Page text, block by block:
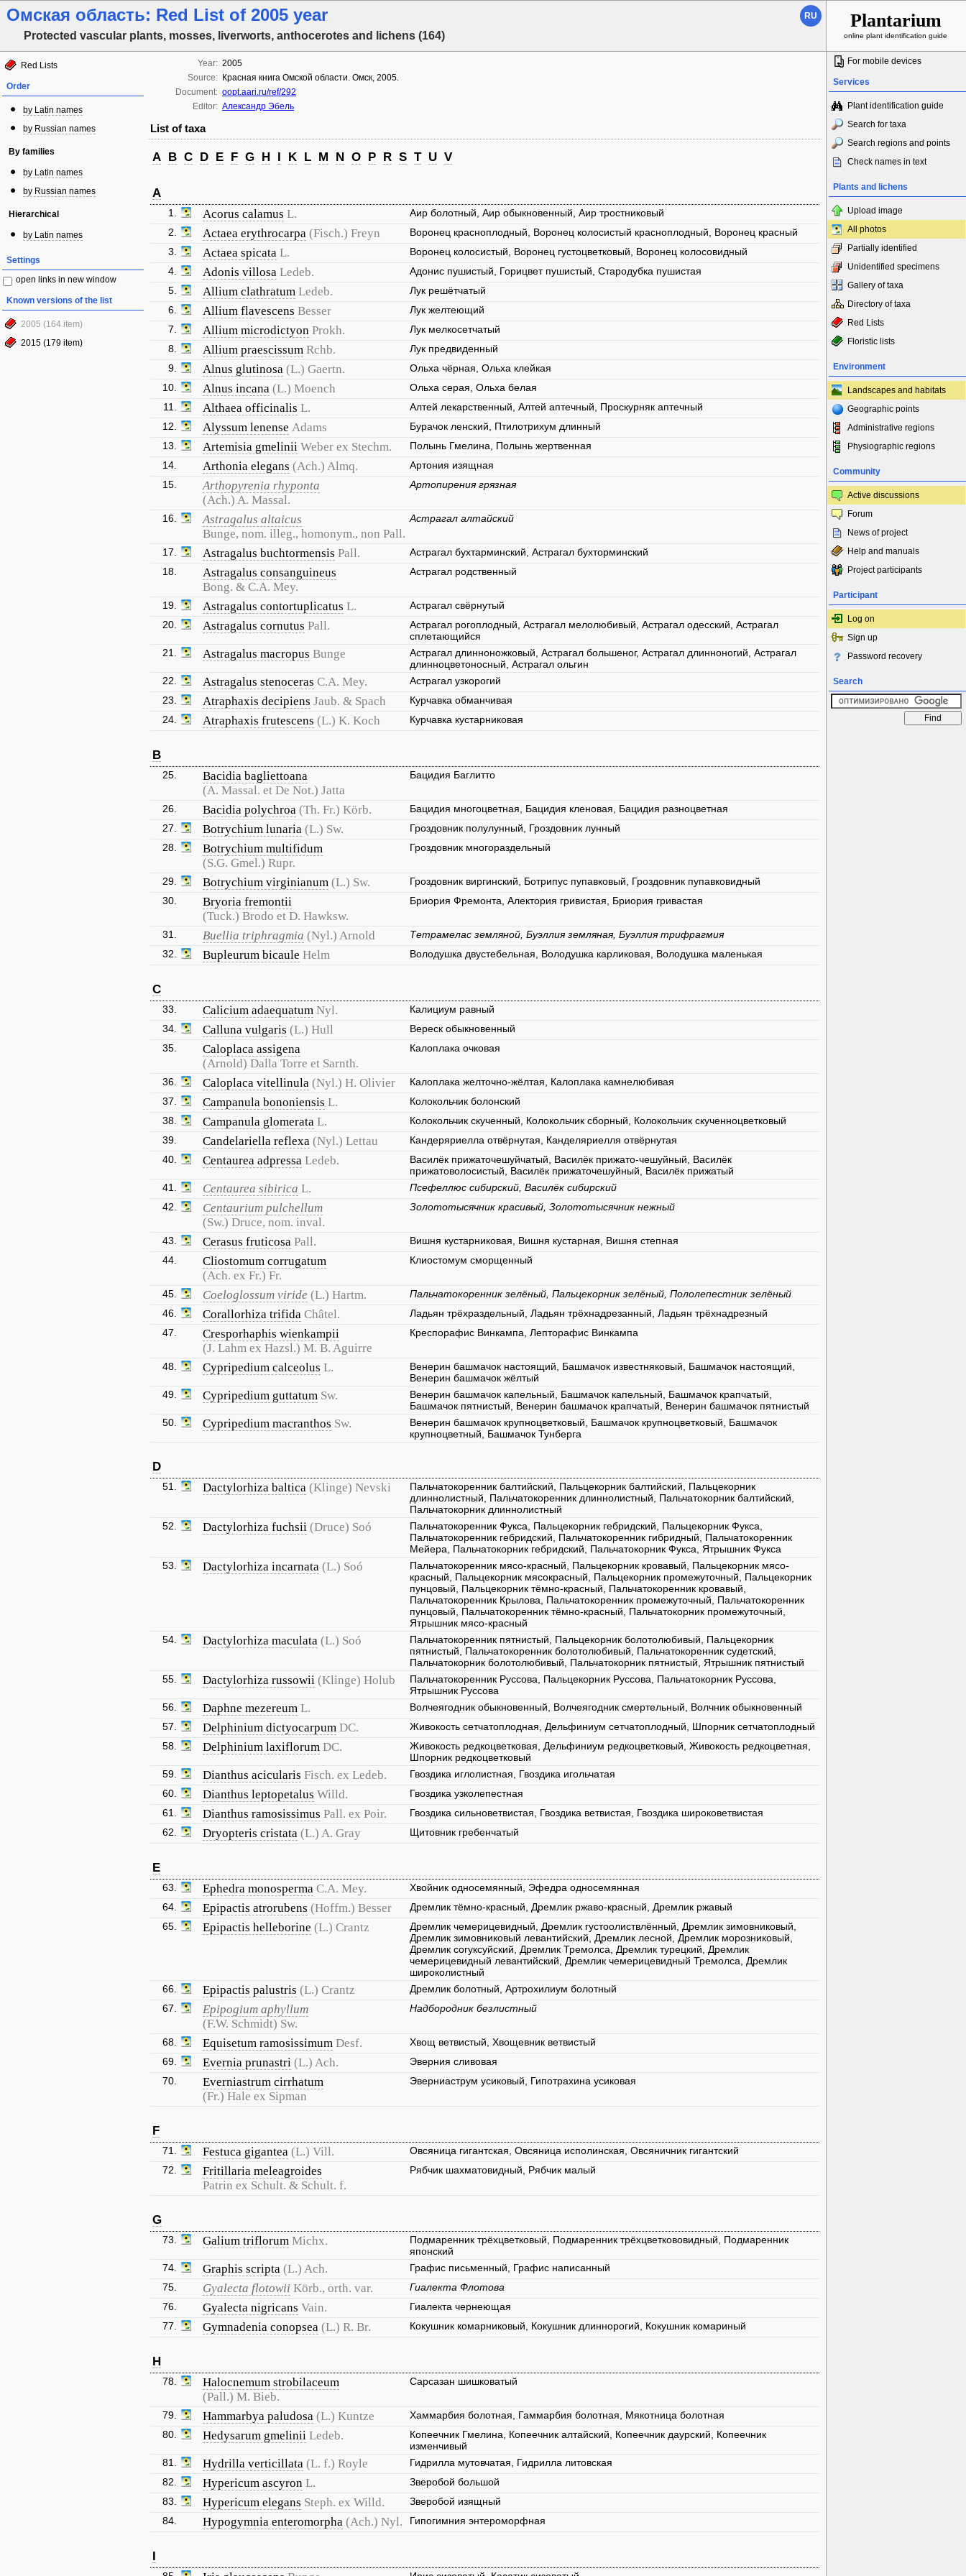
Омская область: Red List of 2005 year
Protected vascular plants, mosses, liverworts, anthocerotes and lichens (164)
RU Plantarium
online plant identification guide
Red Lists
Order
by Latin names
by Russian names
By families
by Latin names
by Russian names
Hierarchical
by Latin names
Settings
open links in new window
Known versions of the list
2005 (164 item)
2015 (179 item)
Year: 2005
Source: Красная книга Омской области. Омск, 2005.
Document: oopt.aari.ru/ref/292
Editor: Александр Эбель
List of taxa
A B C D E F G H I K L M N O P R S T U V
A
1. Acorus calamus L.
Аир болотный, Аир обыкновенный, Аир тростниковый
2.
Actaea erythrocarpa (Fisch.) Freyn
Воронец красноплодный, Воронец колосистый красноплодный, Воронец красный
3.
Actaea spicata L.
Воронец колосистый, Воронец густоцветковый, Воронец колосовидный
4.
Adonis villosa Ledeb.
Адонис пушистый, Горицвет пушистый, Стародубка пушистая
5.
Allium clathratum Ledeb.
Лук решётчатый
6.
Allium flavescens Besser
Лук желтеющий
7.
Allium microdictyon Prokh.
Лук мелкосетчатый
8.
Allium praescissum Rchb.
Лук предвиденный
9.
Alnus glutinosa (L.) Gaertn.
Ольха чёрная, Ольха клейкая
10.
Alnus incana (L.) Moench
Ольха серая, Ольха белая
11.
Althaea officinalis L.
Алтей лекарственный, Алтей аптечный, Проскурняк аптечный
12.
Alyssum lenense Adams
Бурачок ленский, Птилотрихум длинный
13.
Artemisia gmelinii Weber ex Stechm.
Полынь Гмелина, Полынь жертвенная
14.
Arthonia elegans (Ach.) Almq.
Артония изящная
15.
Arthopyrenia rhyponta
(Ach.) A. Massal.
Артопирения грязная
16.
Astragalus altaicus
Bunge, nom. illeg., homonym., non Pall.
Астрагал алтайский
17. Astragalus buchtormensis Pall.
Астрагал бухтарминский, Астрагал бухторминский
18.
Astragalus consanguineus
Bong. & C.A. Mey.
Астрагал родственный
19. Astragalus contortuplicatus L.
Астрагал свёрнутый
20.
Astragalus cornutus Pall.
Астрагал рогоплодный, Астрагал мелолюбивый, Астрагал одесский, Астрагал
сплетающийся
21.
Astragalus macropus Bunge
Астрагал длинноножковый, Астрагал большеног, Астрагал длинноногий, Астрагал
длинноцветоносный, Астрагал ольгин
22.
Astragalus stenoceras C.A. Mey.
Астрагал узкорогий
23.
Atraphaxis decipiens Jaub. & Spach
Курчавка обманчивая
24.
Atraphaxis frutescens (L.) K. Koch Курчавка кустарниковая
B
25.
Bacidia bagliettoana
(A. Massal. et De Not.) Jatta
Бацидия Баглитто
26. Bacidia polychroa (Th. Fr.) Körb.
Бацидия многоцветная, Бацидия кленовая, Бацидия разноцветная
27.
Botrychium lunaria (L.) Sw.
Гроздовник полулунный, Гроздовник лунный
28.
Botrychium multifidum
(S.G. Gmel.) Rupr.
Гроздовник многораздельный
29. Botrychium virginianum (L.) Sw.
Гроздовник виргинский, Ботрипус пупавковый, Гроздовник пупавковидный
30.
Bryoria fremontii
(Tuck.) Brodo et D. Hawksw.
Бриория Фремонта, Алектория гривистая, Бриория гривастая
31. Buellia triphragmia (Nyl.) Arnold
Тетрамелас земляной, Буэллия земляная, Буэллия трифрагмия
32.
Bupleurum bicaule Helm Володушка двустебельная, Володушка карликовая, Володушка маленькая
C
33. Calicium adaequatum Nyl.
Калициум равный
34.
Calluna vulgaris (L.) Hull
Вереск обыкновенный
35.
Caloplaca assigena
(Arnold) Dalla Torre et Sarnth.
Калоплака очковая
36. Caloplaca vitellinula (Nyl.) H. Olivier
Калоплака желточно-жёлтая, Калоплака камнелюбивая
37.
Campanula bononiensis L.
Колокольчик болонский
38.
Campanula glomerata L.
Колокольчик скученный, Колокольчик сборный, Колокольчик скученноцветковый
39.
Candelariella reflexa (Nyl.) Lettau
Кандеряриелла отвёрнутая, Канделяриелля отвёрнутая
40.
Centaurea adpressa Ledeb.
Василёк прижаточешуйчатый, Василёк прижато-чешуйный, Василёк
прижатоволосистый, Василёк прижаточешуйный, Василёк прижатый
41.
Centaurea sibirica L.
Псефеллюс сибирский, Василёк сибирский
42.
Centaurium pulchellum
(Sw.) Druce, nom. inval.
Золототысячник красивый, Золототысячник нежный
43. Cerasus fruticosa Pall.
Вишня кустарниковая, Вишня кустарная, Вишня степная
44.
Cliostomum corrugatum
(Ach. ex Fr.) Fr.
Клиостомум сморщенный
45. Coeloglossum viride (L.) Hartm.
Пальчатокоренник зелёный, Пальцекорник зелёный, Пололепестник зелёный
46.
Corallorhiza trifida Châtel.
Ладьян трёхраздельный, Ладьян трёхнадрезанный, Ладьян трёхнадрезный
47.
Cresporhaphis wienkampii
(J. Lahm ex Hazsl.) M. B. Aguirre
Креспорафис Винкампа, Лепторафис Винкампа
48. Cypripedium calceolus L.
Венерин башмачок настоящий, Башмачок известняковый, Башмачок настоящий,
Венерин башмачок жёлтый
49.
Cypripedium guttatum Sw.
Венерин башмачок капельный, Башмачок капельный, Башмачок крапчатый,
Башмачок пятнистый, Венерин башмачок крапчатый, Венерин башмачок пятнистый
50.
Cypripedium macranthos Sw.
Венерин башмачок крупноцветковый, Башмачок крупноцветковый, Башмачок
крупноцветный, Башмачок Тунберга
D
51. Dactylorhiza baltica (Klinge) Nevski
Пальчатокоренник балтийский, Пальцекорник балтийский, Пальцекорник
длиннолистный, Пальчатокоренник длиннолистный, Пальчатокорник балтийский,
Пальчатокорник длиннолистный
52.
Dactylorhiza fuchsii (Druce) Soó
Пальчатокоренник Фукса, Пальцекорник гебридский, Пальцекорник Фукса,
Пальчатокоренник гебридский, Пальчатокоренник гибридный, Пальчатокоренник
Мейера, Пальчатокорник гебридский, Пальчатокорник Фукса, Ятрышник Фукса
53.
Dactylorhiza incarnata (L.) Soó
Пальчатокоренник мясо-красный, Пальцекорник кровавый, Пальцекорник мясо-
красный, Пальцекорник мясокрасный, Пальцекорник промежуточный, Пальцекорник
пунцовый, Пальцекорник тёмно-красный, Пальчатокоренник кровавый,
Пальчатокоренник Крылова, Пальчатокоренник промежуточный, Пальчатокоренник
пунцовый, Пальчатокоренник тёмно-красный, Пальчатокорник промежуточный,
Ятрышник мясо-красный
54.
Dactylorhiza maculata (L.) Soó
Пальчатокоренник пятнистый, Пальцекорник болотолюбивый, Пальцекорник
пятнистый, Пальчатокоренник болотолюбивый, Пальчатокоренник судетский,
Пальчатокорник болотолюбивый, Пальчатокорник пятнистый, Ятрышник пятнистый
55.
Dactylorhiza russowii (Klinge) Holub
Пальчатокоренник Руссова, Пальцекорник Руссова, Пальчатокорник Руссова,
Ятрышник Руссова
56.
Daphne mezereum L.
Волчеягодник обыкновенный, Волчеягодник смертельный, Волчник обыкновенный
57.
Delphinium dictyocarpum DC.
Живокость сетчатоплодная, Дельфиниум сетчатоплодный, Шпорник сетчатоплодный
58.
Delphinium laxiflorum DC.
Живокость редкоцветковая, Дельфиниум редкоцветковый, Живокость редкоцветная,
Шпорник редкоцветковый
59.
Dianthus acicularis Fisch. ex Ledeb.
Гвоздика иглолистная, Гвоздика игольчатая
60.
Dianthus leptopetalus Willd.
Гвоздика узколепестная
61.
Dianthus ramosissimus Pall. ex Poir.
Гвоздика сильноветвистая, Гвоздика ветвистая, Гвоздика широковетвистая
62.
Dryopteris cristata (L.) A. Gray Щитовник гребенчатый
E
63. Ephedra monosperma C.A. Mey.
Хвойник односемянный, Эфедра односемянная
64.
Epipactis atrorubens (Hoffm.) Besser
Дремлик тёмно-красный, Дремлик ржаво-красный, Дремлик ржавый
65.
Epipactis helleborine (L.) Crantz
Дремлик чемерицевидный, Дремлик густоолиствлённый, Дремлик зимовниковый,
Дремлик зимовниковый левантийский, Дремлик лесной, Дремлик морозниковый,
Дремлик согуксуйский, Дремлик Тремолса, Дремлик турецкий, Дремлик
чемерицевидный левантийский, Дремлик чемерицевидный Тремолса, Дремлик
широколистный
66.
Epipactis palustris (L.) Crantz
Дремлик болотный, Артрохилиум болотный
67.
Epipogium aphyllum
(F.W. Schmidt) Sw.
Надбородник безлистный
68. Equisetum ramosissimum Desf.
Хвощ ветвистый, Хвощевник ветвистый
69.
Evernia prunastri (L.) Ach.
Эверния сливовая
70.
Everniastrum cirrhatum
(Fr.) Hale ex Sipman
Эверниаструм усиковый, Гипотрахина усиковая
F
71. Festuca gigantea (L.) Vill.
Овсяница гигантская, Овсяница исполинская, Овсяничник гигантский
72.
Fritillaria meleagroides
Patrin ex Schult. & Schult. f.
Рябчик шахматовидный, Рябчик малый
G
73. Galium triflorum Michx.
Подмаренник трёхцветковый, Подмаренник трёхцветкововидный, Подмаренник
японский
74.
Graphis scripta (L.) Ach.
Графис письменный, Графис написанный
75.
Gyalecta flotowii Körb., orth. var.
Гиалекта Флотова
76.
Gyalecta nigricans Vain.
Гиалекта чернеющая
77.
Gymnadenia conopsea (L.) R. Br. Кокушник комарниковый, Кокушник длиннорогий, Кокушник комариный
H
78.
Halocnemum strobilaceum
(Pall.) M. Bieb.
Сарсазан шишковатый
79. Hammarbya paludosa (L.) Kuntze
Хаммарбия болотная, Гаммарбия болотная, Мякотница болотная
80.
Hedysarum gmelinii Ledeb.
Копеечник Гмелина, Копеечник алтайский, Копеечник даурский, Копеечник
изменчивый
81.
Hydrilla verticillata (L. f.) Royle
Гидрилла мутовчатая, Гидрилла литовская
82.
Hypericum ascyron L.
Зверобой большой
83.
Hypericum elegans Steph. ex Willd.
Зверобой изящный
84.
Hypogymnia enteromorpha (Ach.) Nyl. Гипогимния энтероморфная
I
For mobile devices
Services
Plant identification guide
Search for taxa
Search regions and points
Check names in text
Plants and lichens
Upload image
All photos
Partially identified
Unidentified specimens
Gallery of taxa
Directory of taxa
Red Lists
Floristic lists
Environment
Landscapes and habitats
Geographic points
Administrative regions
Physiographic regions
Community
Active discussions
Forum
News of project
Help and manuals
Project participants
Participant
Log on
Sign up
Password recovery
Search